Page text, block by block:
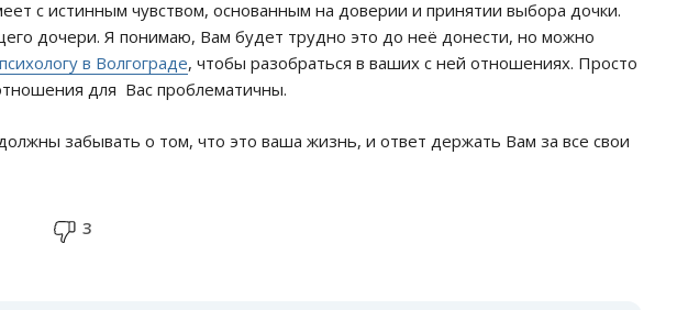
с истинным чувством, основанным на доверии и принятии выбора дочки.
дочери. Я понимаю, Вам будет трудно это до неё донести, но можно
психологу в Волгограде, чтобы разобраться в ваших с ней отношениях. Просто
для Вас проблематичны.
забывать о том, что это ваша жизнь, и ответ держать Вам за все свои
3